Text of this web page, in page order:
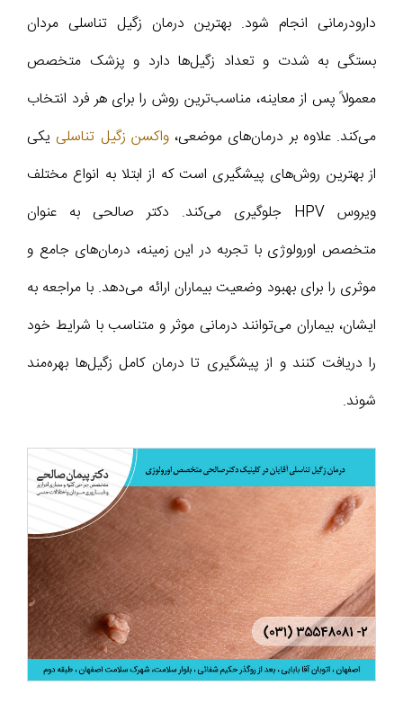
دارودرمانی انجام شود. بهترین درمان زگیل تناسلی مردان
بستگی به شدت و تعداد زگیل‌ها دارد و پزشک متخصص
معمولاً پس از معاینه، مناسب‌ترین روش را برای هر فرد انتخاب
می‌کند. علاوه بر درمان‌های موضعی،واکسن زگیل تناسلی یکی
از بهترین روش‌های پیشگیری است که از ابتلا به انواع مختلف
ویروس HPV جلوگیری می‌کند. دکتر صالحی به عنوان
متخصص اورولوژی با تجربه در این زمینه، درمان‌های جامع و
موثری را برای بهبود وضعیت بیماران ارائه می‌دهد. با مراجعه به
ایشان، بیماران می‌توانند درمانی موثر و متناسب با شرایط خود
را دریافت کنند و از پیشگیری تا درمان کامل زگیل‌ها بهره‌مند
شوند.